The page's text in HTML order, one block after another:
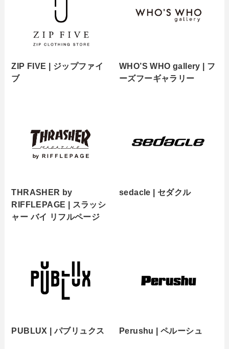
ZIP FIVE | ジップファイ
ブ
WHO’S WHO gallery | フ
ーズフーギャラリー
THRASHER by
RIFFLEPAGE | スラッシ
ャー バイ リフルページ
sedacle | セダクル
PUBLUX | パブリュクス Perushu | ペルーシュ